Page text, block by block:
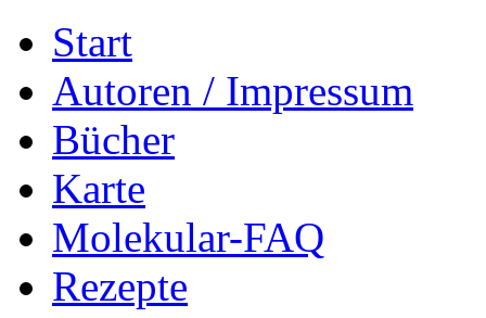
Inhalt
springenStart
Autoren / Impressum
Bücher
Karte
Molekular-FAQ
Rezepte